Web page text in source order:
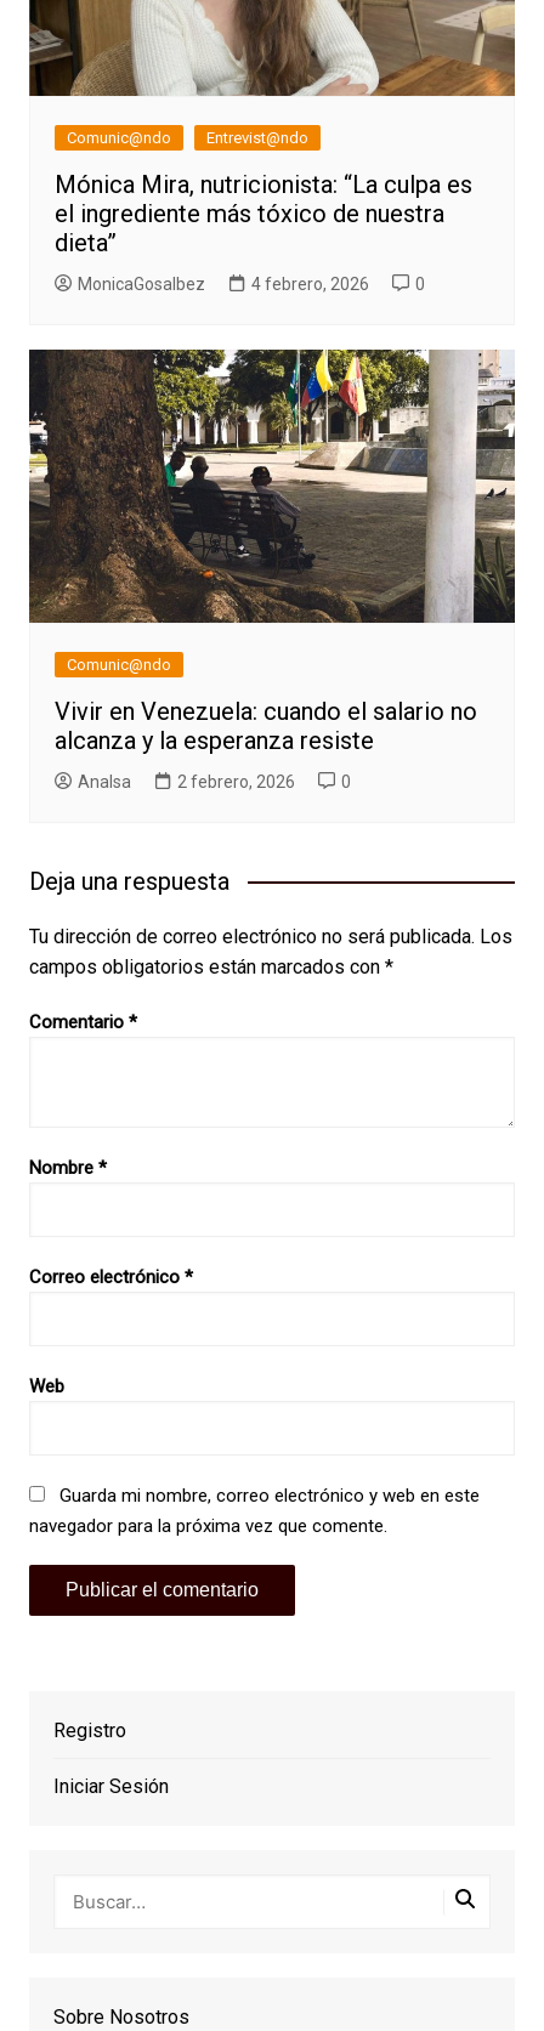
Comunic@ndo Entrevist@ndo
Mónica Mira, nutricionista: “La culpa es
el ingrediente más tóxico de nuestra
dieta”
MonicaGosalbez 4 febrero, 2026 0
Comunic@ndo
Vivir en Venezuela: cuando el salario no
alcanza y la esperanza resiste
AnaIsa 2 febrero, 2026 0
Deja una respuesta
Tu dirección de correo electrónico no será publicada. Los
campos obligatorios están marcados con *
Comentario *
Nombre *
Correo electrónico *
Web
Guarda mi nombre, correo electrónico y web en este
navegador para la próxima vez que comente.
Registro
Iniciar Sesión
Sobre Nosotros